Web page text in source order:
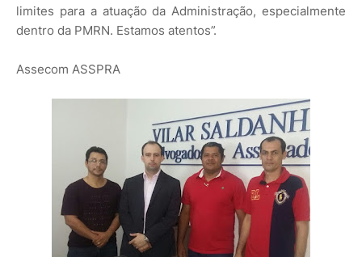
limites para a atuação da Administração, especialmente
dentro da PMRN. Estamos atentos”.
Assecom ASSPRA